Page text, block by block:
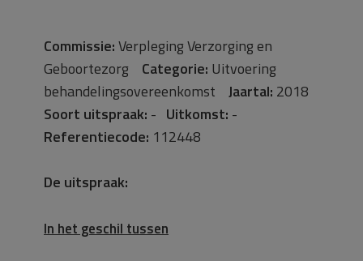
Commissie:Verpleging Verzorging en
Geboortezorg Categorie: Uitvoering
behandelingsovereenkomst Jaartal: 2018
Soort uitspraak: - Uitkomst: -
Referentiecode: 112448
De uitspraak:
In het geschil tussen